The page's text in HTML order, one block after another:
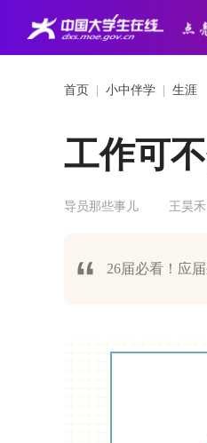
首页 小中伴学 生涯
工作可
导员那些事儿 王昊
26届必看！应